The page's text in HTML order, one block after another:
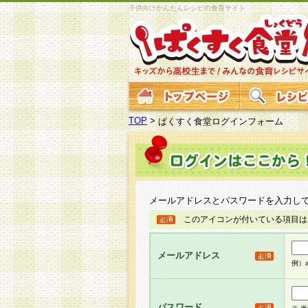
子供向けかんたんレシピの食育サイト
TOP >ぱくすく食堂ログインフォーム
メールアドレスとパスワードを入力し
このアイコンが付いている項目
メールアドレス
例）